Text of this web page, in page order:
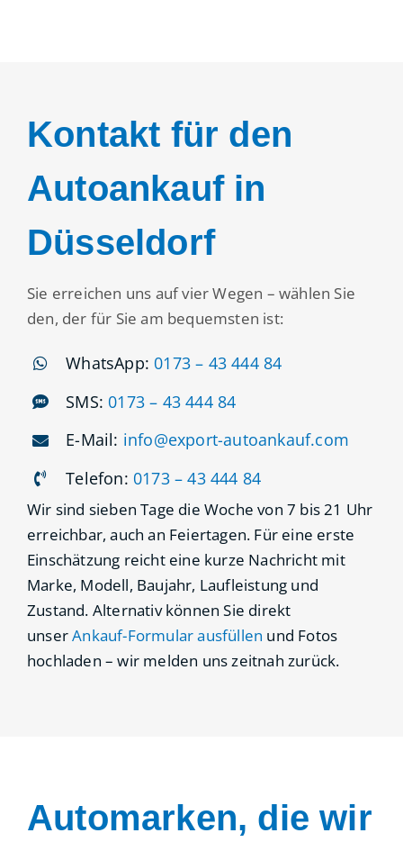
Kontakt für den
Autoankauf in
Düsseldorf
Sie erreichen uns auf vier Wegen – wählen Sie
den, der für Sie am bequemsten ist:
WhatsApp: 0173 – 43 444 84
SMS: 0173 – 43 444 84
E-Mail: info@export-autoankauf.com
Telefon: 0173 – 43 444 84
Wir sind sieben Tage die Woche von 7 bis 21 Uhr
erreichbar, auch an Feiertagen. Für eine erste
Einschätzung reicht eine kurze Nachricht mit
Marke, Modell, Baujahr, Laufleistung und
Zustand. Alternativ können Sie direkt
unserAnkauf-Formular ausfüllen und Fotos
hochladen – wir melden uns zeitnah zurück.
Automarken, die wir